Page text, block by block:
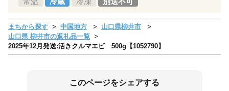
まちから探す 中国地方
山口県柳井市
山口県 柳井市の返礼品一覧
2025年12月発送:活きクルマエビ 500g【1052790】
このページをシェアする